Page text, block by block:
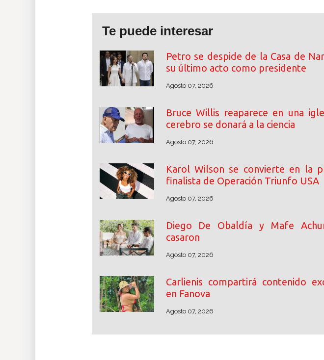
Te puede interesar
Petro se despide de la Casa de
su último acto como presidente
Agosto 07, 2026
Bruce Willis reaparece en una
cerebro se donará a la ciencia
Agosto 07, 2026
Karol Wilson se convierte en la
finalista de Operación Triunfo USA
Agosto 07, 2026
Diego De Obaldía y Mafe
casaron
Agosto 07, 2026
Carlienis compartirá contenido
en Fanova
Agosto 07, 2026